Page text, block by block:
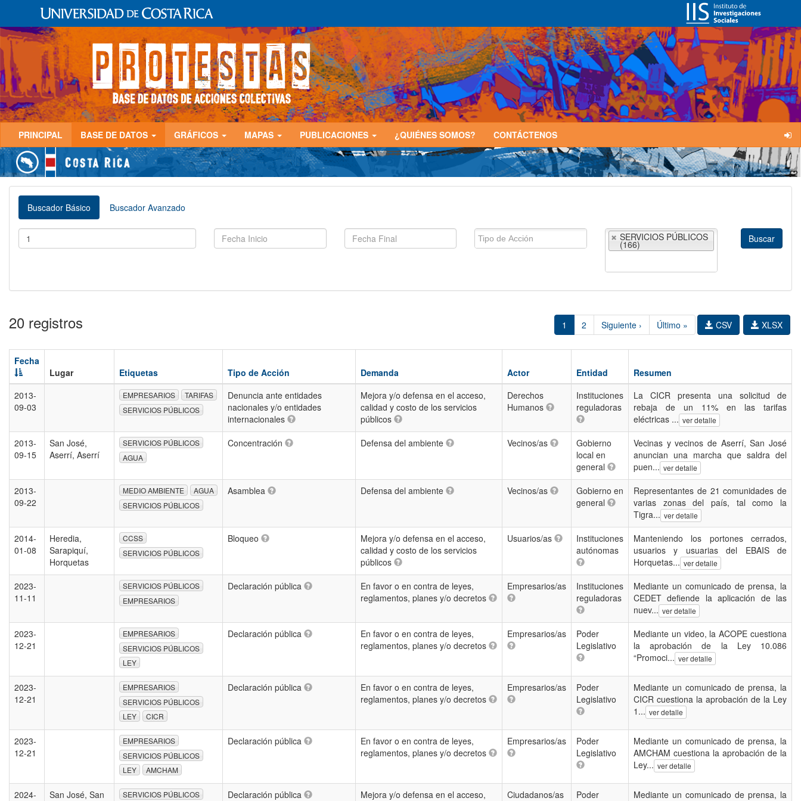
PRINCIPAL BASE DE DATOS GRÁFICOS MAPAS PUBLICACIONES ¿QUIÉNES SOMOS? CONTÁCTENOS
Buscador Básico Buscador Avanzado
SERVICIOS PÚBLICOS
(166)
20 registros 1 2 Siguiente › Último » XLSX
CSV
Fecha
Lugar
Etiquetas Tipo de Acción Demanda Actor Entidad
Resumen
2013-
09-03
EMPRESARIOS
TARIFAS
SERVICIOS PÚBLICOS
Denuncia ante entidades
nacionales y/o entidades
internacionales
Mejora y/o defensa en el acceso,
calidad y costo de los servicios
públicos
Derechos
Humanos
Instituciones
reguladoras
La CICR presenta una solicitud de
rebaja de un 11% en las tarifas
eléctricas ... ver detalle
2013-
09-15
San José,
Aserrí, Aserrí
SERVICIOS PÚBLICOS
AGUA
Concentración Defensa del ambiente Vecinos/as
Gobierno
local en
general
Vecinas y vecinos de Aserrí, San José
anuncian una marcha que saldra del
puen... ver detalle
2013-
09-22
MEDIO AMBIENTE
AGUA
SERVICIOS PÚBLICOS
Asamblea Defensa del ambiente Vecinos/as
Gobierno en
general
Representantes de 21 comunidades de
varias zonas del país, tal como la
Tigra... ver detalle
2014-
01-08
Heredia,
Sarapiquí,
Horquetas
CCSS
SERVICIOS PÚBLICOS
Bloqueo
Mejora y/o defensa en el acceso,
calidad y costo de los servicios
públicos
Usuarios/as
Instituciones
autónomas
Manteniendo los portones cerrados,
usuarios y usuarias del EBAIS de
Horquetas... ver detalle
2023-
11-11
SERVICIOS PÚBLICOS
EMPRESARIOS
Declaración pública
En favor o en contra de leyes,
reglamentos, planes y/o decretos
Empresarios/as
Instituciones
reguladoras
Mediante un comunicado de prensa, la
CEDET defiende la aplicación de las
nuev... ver detalle
2023-
12-21
EMPRESARIOS
SERVICIOS PÚBLICOS
LEY
Declaración pública
En favor o en contra de leyes,
reglamentos, planes y/o decretos
Empresarios/as
Poder
Legislativo
Mediante un video, la ACOPE cuestiona
la aprobación de la Ley 10.086
“Promoci... ver detalle
2023-
12-21
EMPRESARIOS
SERVICIOS PÚBLICOS
LEY
CICR
Declaración pública
En favor o en contra de leyes,
reglamentos, planes y/o decretos
Empresarios/as
Poder
Legislativo
Mediante un comunicado de prensa, la
CICR cuestiona la aprobación de la Ley
1... ver detalle
2023-
12-21
EMPRESARIOS
SERVICIOS PÚBLICOS
LEY
AMCHAM
Declaración pública
En favor o en contra de leyes,
reglamentos, planes y/o decretos
Empresarios/as
Poder
Legislativo
Mediante un comunicado de prensa, la
AMCHAM cuestiona la aprobación de la
Ley... ver detalle
2024-
San José, San
SERVICIOS PÚBLICOS Declaración pública
Mejora y/o defensa en el acceso,
Ciudadanos/as
Poder
Mediante un comunicado de prensa, la